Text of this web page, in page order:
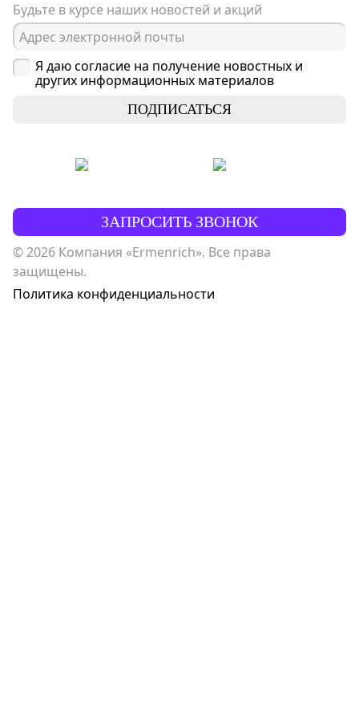
Будьте в курсе наших новостей и акций
Я даю согласие на получение новостных и
других информационных материалов
ПОДПИСАТЬСЯ
ЗАПРОСИТЬ ЗВОНОК
© 2026 Компания «Ermenrich». Все права
защищены.
Политика конфиденциальности